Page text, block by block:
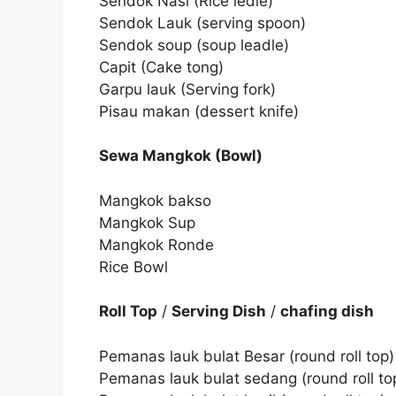
Sendok Lauk (serving spoon)
Sendok soup (soup leadle)
Capit (Cake tong)
Garpu lauk (Serving fork)
Pisau makan (dessert knife)
Sewa Mangkok (Bowl)
Mangkok bakso
Mangkok Sup
Mangkok Ronde
Rice Bowl
Roll Top / Serving Dish / chafing dish
Pemanas lauk bulat Besar (round roll top)
Pemanas lauk bulat sedang (round roll